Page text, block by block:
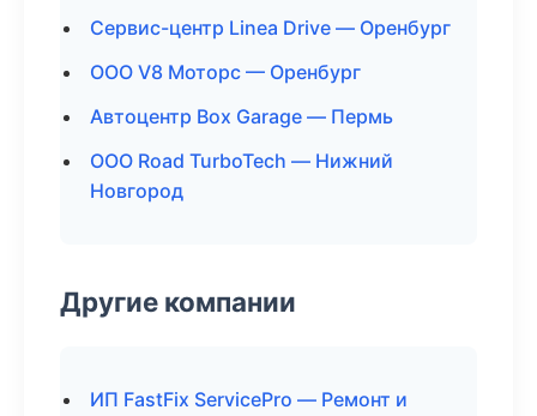
Сервис-центр Linea Drive — Оренбург
ООО V8 Моторс — Оренбург
Автоцентр Box Garage — Пермь
ООО Road TurboTech — Нижний
Новгород
Другие компании
ИП FastFix ServicePro — Ремонт и